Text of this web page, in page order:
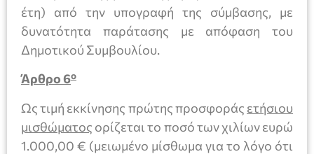
έτη) από την υπογραφή της σύμβασης, με
δυνατότητα παράτασης με απόφαση του
Δημοτικού Συμβουλίου.
Άρθρο 6ο
Ως τιμή εκκίνησης πρώτης προσφοράς ετήσιου
μισθώματος ορίζεται το ποσό των χιλίων ευρώ
1.000,00 € (μειωμένο μίσθωμα για το λόγο ότι